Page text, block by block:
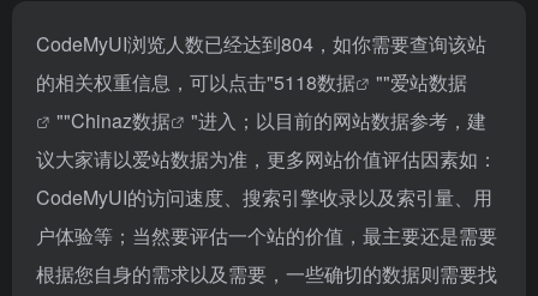
CodeMyUI浏览人数已经达到804，如你需要查询该站
的相关权重信息，可以点击"5118数据 ""爱站数据
""Chinaz数据
"进入；以目前的网站数据参考，建
议大家请以爱站数据为准，更多网站价值评估因素如：
CodeMyUI的访问速度、搜索引擎收录以及索引量、用
户体验等；当然要评估一个站的价值，最主要还是需要
根据您自身的需求以及需要，一些确切的数据则需要找